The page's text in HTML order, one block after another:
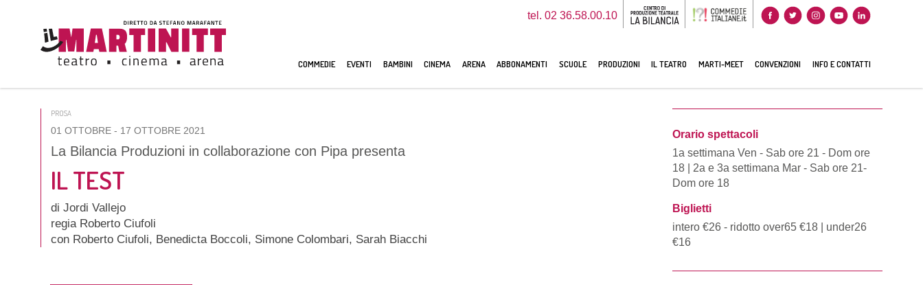
tel. 02 36.58.00.10
COMMEDIE EVENTI BAMBINI CINEMA ARENA ABBONAMENTI SCUOLE PRODUZIONI IL TEATRO MARTI-MEET CONVENZIONI INFO E CONTATTI
PROSA
01 OTTOBRE- 17 OTTOBRE 2021
La Bilancia Produzioni in collaborazione con Pipa presenta
IL TEST
di Jordi Vallejo
regia Roberto Ciufoli
con Roberto Ciufoli, Benedicta Boccoli, Simone Colombari, Sarah Biacchi
Orario spettacoli
1a settimana Ven - Sab ore 21 - Dom ore
18 | 2a e 3a settimana Mar - Sab ore 21-
Dom ore 18
Biglietti
intero €26 - ridotto over65 €18 | under26
€16